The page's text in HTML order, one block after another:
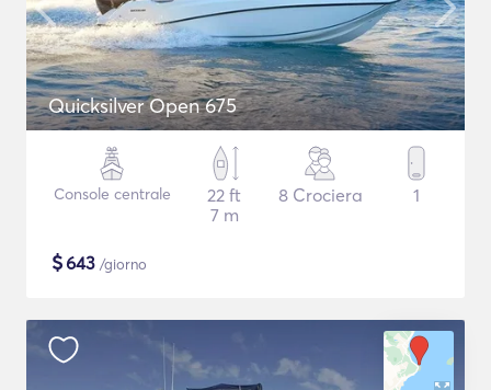
Quicksilver Open 675
Console centrale
22 ft
7 m
8 Crociera 1
$643 /giorno